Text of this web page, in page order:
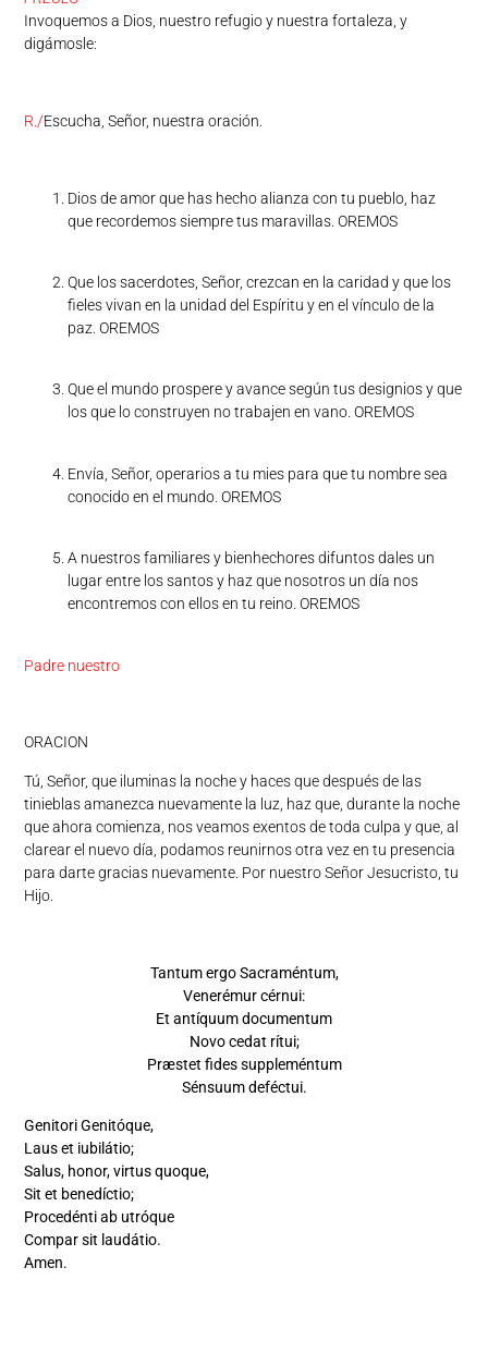
Invoquemos a Dios, nuestro refugio y nuestra fortaleza, y
digámosle:
R./Escucha, Señor, nuestra oración.
Dios de amor que has hecho alianza con tu pueblo, haz
que recordemos siempre tus maravillas. OREMOS
Que los sacerdotes, Señor, crezcan en la caridad y que los
fieles vivan en la unidad del Espíritu y en el vínculo de la
paz. OREMOS
Que el mundo prospere y avance según tus designios y que
los que lo construyen no trabajen en vano. OREMOS
Envía, Señor, operarios a tu mies para que tu nombre sea
conocido en el mundo. OREMOS
A nuestros familiares y bienhechores difuntos dales un
lugar entre los santos y haz que nosotros un día nos
encontremos con ellos en tu reino. OREMOS
Padre nuestro
ORACION
Tú, Señor, que iluminas la noche y haces que después de las
tinieblas amanezca nuevamente la luz, haz que, durante la noche
que ahora comienza, nos veamos exentos de toda culpa y que, al
clarear el nuevo día, podamos reunirnos otra vez en tu presencia
para darte gracias nuevamente. Por nuestro Señor Jesucristo, tu
Hijo.
Tantum ergo Sacraméntum,
Venerémur cérnui:
Et antíquum documentum
Novo cedat rítui;
Præstet fides suppleméntum
Sénsuum deféctui.
Genitori Genitóque,
Laus et iubilátio;
Salus, honor, virtus quoque,
Sit et benedíctio;
Procedénti ab utróque
Compar sit laudátio.
Amen.